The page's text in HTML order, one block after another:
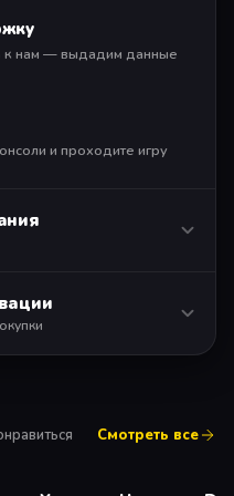
ВРЕМЕНИ
рыщет смертельно
его, все на
с ним, призовите на
оружие тоже
существо, умеющее
от взаимного доверия
у всех на виду. Кто
к нам — выдадим данные
и проходите игру
Смотреть все